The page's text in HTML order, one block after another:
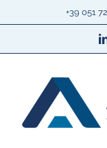
al
+39 051